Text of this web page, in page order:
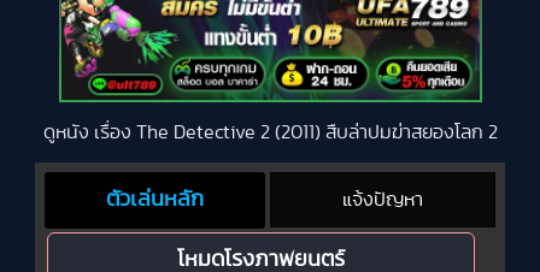
ดูหนัง เรื่อง The Detective 2 (2011) สืบล่าปมฆ่าสยองโลก 2
ตัวเล่นหลัก แจ้งปัญหา
โหมดโรงภาพยนตร์